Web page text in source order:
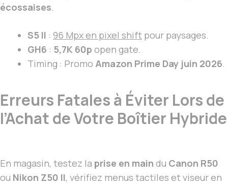
écossaises.
S5 II : 96 Mpx en pixel shift pour paysages.
GH6 : 5,7K 60p open gate.
Timing : Promo Amazon Prime Day juin 2026.
Erreurs Fatales à Éviter Lors de
l’Achat de Votre Boîtier Hybride
En magasin, testez la prise en main du Canon R50
ou Nikon Z50 II, vérifiez menus tactiles et viseur en